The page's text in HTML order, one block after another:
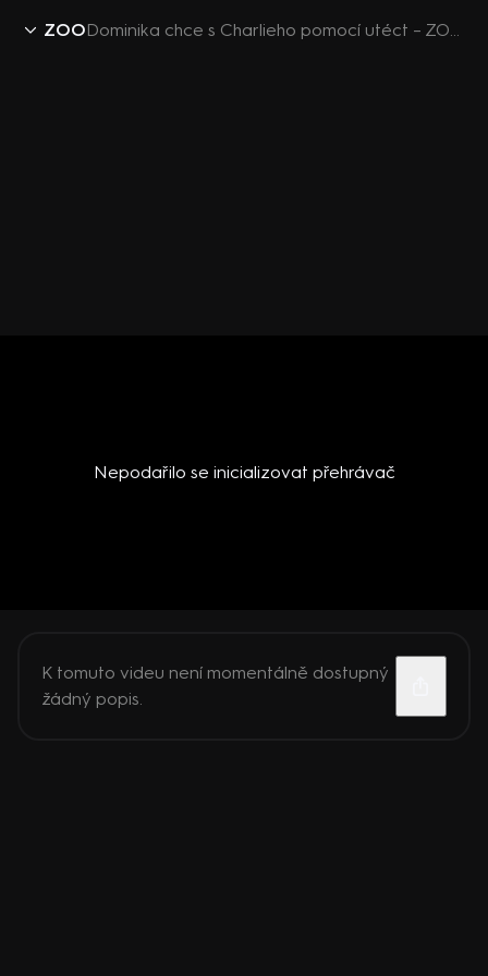
ZOO Dominika chce s Charlieho pomocí utéct – ZOO (189)
Nepodařilo se inicializovat přehrávač
K tomuto videu není momentálně dostupný
žádný popis.